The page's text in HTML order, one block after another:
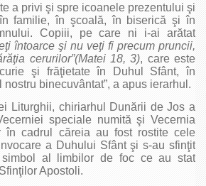
a privi şi spre icoanele prezentului şi
familie, în şcoală, în biserică şi în
Copiii, pe care ni i-ai arătat
întoarce şi nu veţi fi precum pruncii,
cerurilor”(Matei 18, 3), care este
şi frăţietate în Duhul Sfânt, în
binecuvântat”, a apus ierarhul.
Liturghii, chiriarhul Dunării de Jos a
speciale numită şi Vecernia
în cadrul căreia au fost rostite cele
a Duhului Sfânt şi s-au sfinţit
al limbilor de foc ce au stat
Apostoli.